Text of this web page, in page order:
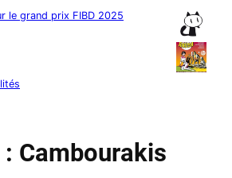
le grand prix FIBD 2025
Cambourakis